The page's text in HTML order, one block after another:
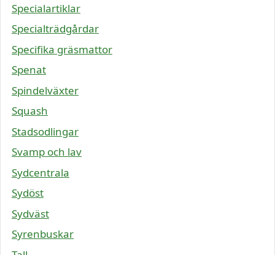
Specialartiklar
Specialträdgårdar
Specifika gräsmattor
Spenat
Spindelväxter
Squash
Stadsodlingar
Svamp och lav
Sydcentrala
Sydöst
Sydväst
Syrenbuskar